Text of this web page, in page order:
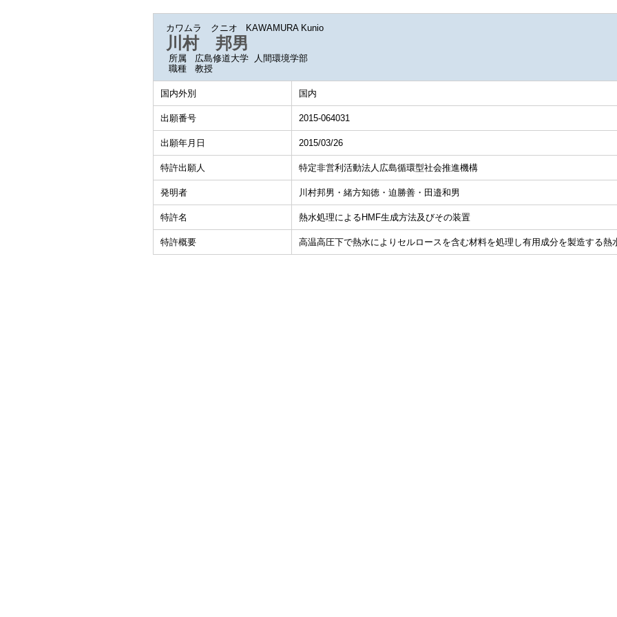
カワムラ クニオ KAWAMURA Kunio
川村 邦男
所属
広島修道大学 人間環境学部
職種
教授
国内外別 国内
出願番号 2015-064031
出願年月日 2015/03/26
特許出願人 特定非営利活動法人広島循環型社会推進機構
発明者 川村邦男・緒方知徳・迫勝善・田邉和男
特許名 熱水処理によるHMF生成方法及びその装置
特許概要 高温高圧下で熱水によりセルロースを含む材料を処理し有用成分を製造する熱